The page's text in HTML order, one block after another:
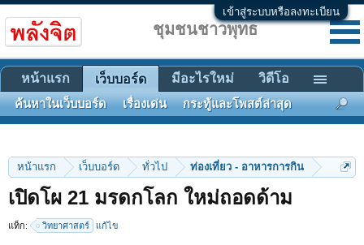
เข้าสู่ระบบหรือลงทะเบียน
หน้าแรก เว็บบอร์ด ทั่วไป ท่องเที่ยว - อาหารการกิน
เปิดโผ 21 มรดกโลก ใหม่ถอดด้าม
แท็ก: วิทยาศาสตร์ แก้ไข
ชุมชนชาวพุทธ
หน้าแรก เว็บบอร์ด
ค้นหาในเว็บบอร์ด เรื่องเด่น กระทู้และโพสต์ล่าสุด
มีอะไรใหม่ วิดีโอ